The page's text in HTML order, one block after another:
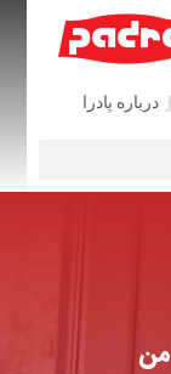
درباره پادرا